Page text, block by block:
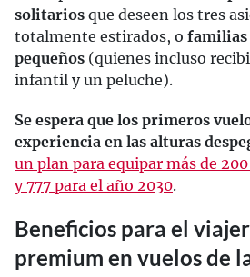
solitarios que deseen los tres
totalmente estirados, o familias
pequeños (quienes incluso
infantil y un peluche).
Se espera que los primeros
experiencia en las alturas
un plan para equipar más de
y 777 para el año 2030.
Beneficios para el
premium en vuelos de